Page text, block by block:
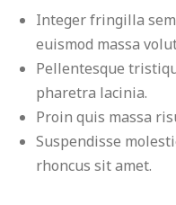
Integer fringilla
euismod massa
Pellentesque
pharetra lacinia.
Proin quis massa
Suspendisse
rhoncus sit amet.